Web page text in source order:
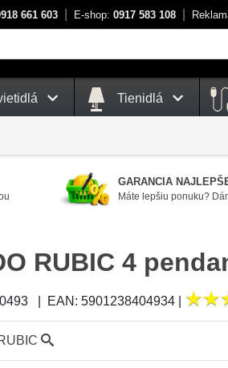
661 603 E-shop: 0917 583 108
Tienidlá
GARANCIA
Máte lepšiu ponuku?
RUBIC 4
EAN: 5901238404934 ★★
★★